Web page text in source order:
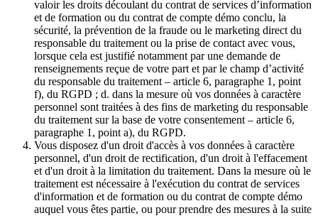
valoir les droits découlant du contrat de services d’information
et de formation ou du contrat de compte démo conclu, la
sécurité, la prévention de la fraude ou le marketing direct du
responsable du traitement ou la prise de contact avec vous,
lorsque cela est justifié notamment par une demande de
renseignements reçue de votre part et par le champ d’activité
du responsable du traitement – article 6, paragraphe 1, point
f), du RGPD ; d. dans la mesure où vos données à caractère
personnel sont traitées à des fins de marketing du responsable
du traitement sur la base de votre consentement – article 6,
paragraphe 1, point a), du RGPD.
Vous disposez d'un droit d'accès à vos données à caractère
personnel, d'un droit de rectification, d'un droit à l'effacement
et d'un droit à la limitation du traitement. Dans la mesure où le
traitement est nécessaire à l'exécution du contrat de services
d'information et de formation ou du contrat de compte démo
auquel vous êtes partie, ou pour prendre des mesures à la suite